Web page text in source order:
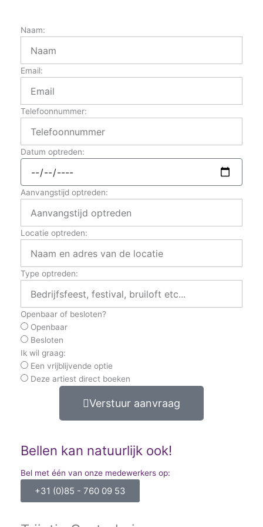
Naam:
Email:
Telefoonnummer:
Datum optreden:
Aanvangstijd optreden:
Locatie optreden:
Type optreden:
Openbaar of besloten?
Openbaar
Besloten
Ik wil graag:
Een vrijblijvende optie
Deze artiest direct boeken
Verstuur aanvraag
Bellen kan natuurlijk ook!
Bel met één van onze medewerkers op:
+31 (0)85 - 760 09 53